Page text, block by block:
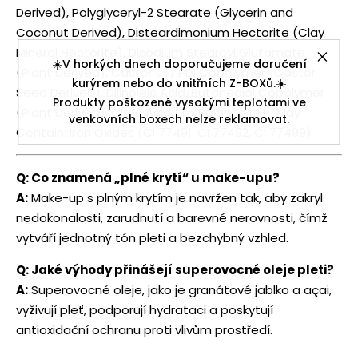
☀️V horkých dnech doporučujeme doručení
kurýrem nebo do vnitřních Z-BOXů.☀️
Produkty poškozené vysokými teplotami ve
venkovních boxech nelze reklamovat.
Derived), Polyglyceryl-2 Stearate (Glycerin and
Coconut Derived), Disteardimonium Hectorite (Clay
Mineral Hectorite), Disodium Stearoyl Glutamate
(Plant Derived), Castor Oil/IPDI Copolymer (Castor
Seed Derived), Dilinoleic Acid/Butanediol Copolymer
(Plant Derived), Citric Acid (To Balance pH). May
Contain: Iron Oxides (CI 77491, CI 77492, CI 77499)
Q: Co znamená „plné krytí“ u make-upu?
A:Make-up s plným krytím je navržen tak, aby zakryl
nedokonalosti, zarudnutí a barevné nerovnosti, čímž
vytváří jednotný tón pleti a bezchybný vzhled.
Q: Jaké výhody přinášejí superovocné oleje pleti?
A:Superovocné oleje, jako je granátové jablko a açai,
vyživují pleť, podporují hydrataci a poskytují
antioxidační ochranu proti vlivům prostředí.